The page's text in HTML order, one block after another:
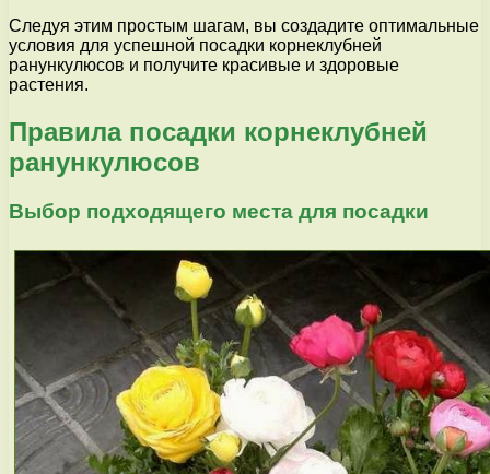
Следуя этим простым шагам, вы создадите оптимальные
условия для успешной посадки корнеклубней
ранункулюсов и получите красивые и здоровые
растения.
Правила посадки корнеклубней
ранункулюсов
Выбор подходящего места для посадки